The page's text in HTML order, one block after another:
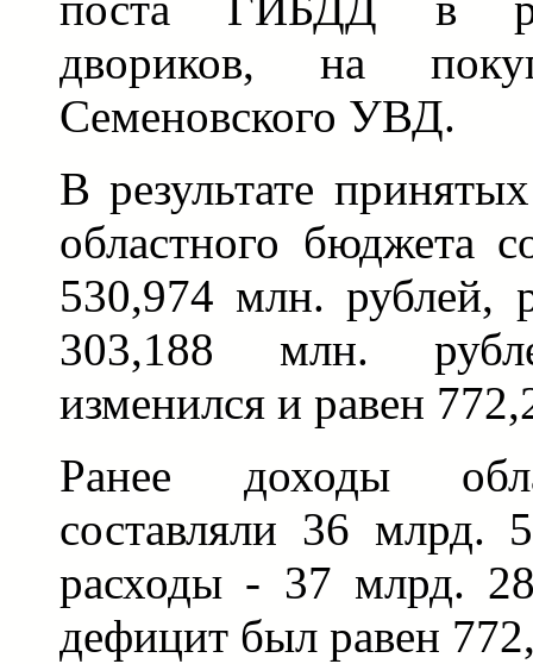
двориков, на
Семеновского УВД.
В результате
областного бюджета
530,974 млн. рублей,
303,188 млн.
изменился и равен
Ранее доходы
составляли 36 млрд.
расходы - 37 млрд.
дефицит был равен